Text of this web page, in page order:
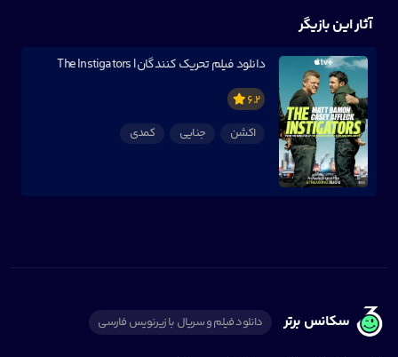
آثار این بازیگر
دانلود فیلم تحریک کنندگان | The Instigators
6.2
اکشن
جنایی کمدی
سکانس برتر دانلود فیلم و سریال با زیرنویس فارسی